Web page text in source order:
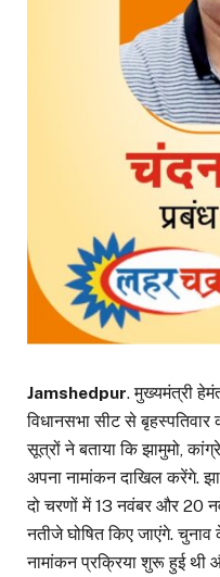
Jamshedpur. मुख्यमंत्री
विधानसभा सीट से
सूत्रों ने बताया कि झामुमो,
अपना नामांकन दाखिल करेंगे.
दो चरणों में 13 नवंबर और 20
नतीजे घोषित किए जाएंगे.
नामांकन प्रक्रिया शुरू हुई थी